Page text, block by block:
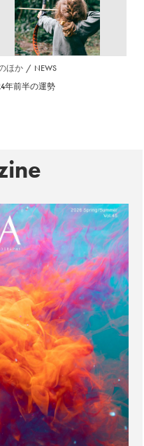
ほか NEWS
年前半の運勢